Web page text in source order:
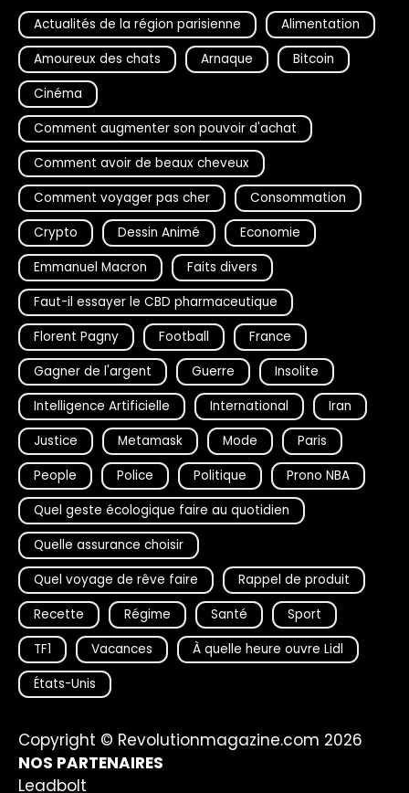
Actualités de la région parisienne
Alimentation
Amoureux des chats
Arnaque
Bitcoin
Cinéma
Comment augmenter son pouvoir d'achat
Comment avoir de beaux cheveux
Comment voyager pas cher
Consommation
Crypto
Dessin Animé
Economie
Emmanuel Macron
Faits divers
Faut-il essayer le CBD pharmaceutique
Florent Pagny
Football
France
Gagner de l'argent
Guerre
Insolite
Intelligence Artificielle
International
Iran
Justice
Metamask Mode
Paris
People
Police Politique
Prono NBA
Quel geste écologique faire au quotidien
Quelle assurance choisir
Quel voyage de rêve faire
Rappel de produit
Recette
Régime Santé
Sport
TF1
Vacances
À quelle heure ouvre Lidl
États-Unis
Copyright © Revolutionmagazine.com 2026
NOS PARTENAIRES
Leadbolt